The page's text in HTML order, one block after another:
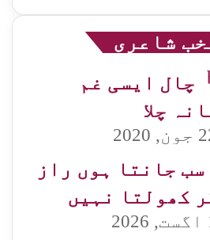
شاعری
چال ایسی غم
چلا
2020
سب جانتا ہوں راز
کھولتا نہیں